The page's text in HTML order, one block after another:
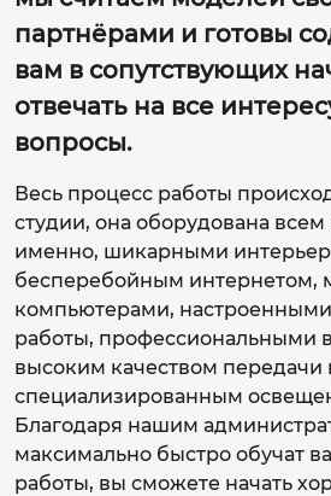
партнёрами и готовы
вам в сопутствующих
отвечать на все
вопросы.
Весь процесс работы
студии, она оборудована
именно, шикарными
бесперебойным
компьютерами,
работы, профессиональными
высоким качеством передачи
специализированным
Благодаря нашим
максимально быстро обучат
работы, вы сможете начать